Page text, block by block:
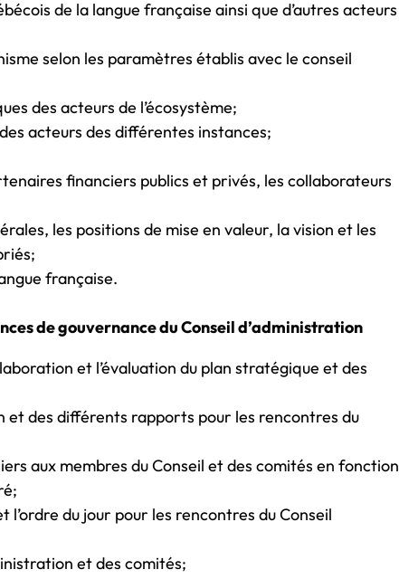
de la langue française ainsi que d’autres acteurs
selon les paramètres établis avec le conseil
des acteurs de l’écosystème;
acteurs des différentes instances;
financiers publics et privés, les collaborateurs
les positions de mise en valeur, la vision et les
française.
de gouvernance du Conseil d’administration
et l’évaluation du plan stratégique et des
des différents rapports pour les rencontres du
aux membres du Conseil et des comités en fonction
du jour pour les rencontres du Conseil
et des comités;